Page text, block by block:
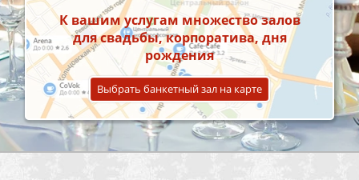
К вашим услугам множество залов
для свадьбы, корпоратива, дня
рождения
Выбрать банкетный зал на карте